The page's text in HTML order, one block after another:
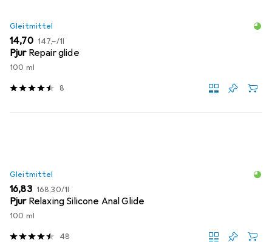
Gleitmittel
EUR
14,70 EUR
147,–/1l
Pjur Repair glide
100 ml
8
Gleitmittel
EUR
16,83 EUR
168,30/1l
Pjur Relaxing Silicone Anal Glide
100 ml
48